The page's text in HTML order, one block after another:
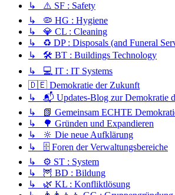
↳ ⚠️ SF : Safety
↳ 🦠 HG : Hygiene
↳ 💎 CL : Cleaning
↳ ♻️ DP : Disposals (and Funeral
↳ 🛠️ BT : Buildings Technology
↳ 💻 IT : IT Systems
🇩🇪 Demokratie der Zukunft
↳ 📬 Updates-Blog zur Demokratie
↳ 📗 Gemeinsam ECHTE
↳ 🌳 Gründen und Expandieren
↳ 🔆 Die neue Aufklärung
↳ 🗄️ Foren der Verwaltungsbereiche
↳ ⚙️ ST : System
↳ 🦉 BD : Bildung
↳ 🌿 KL : Konfliktlösung